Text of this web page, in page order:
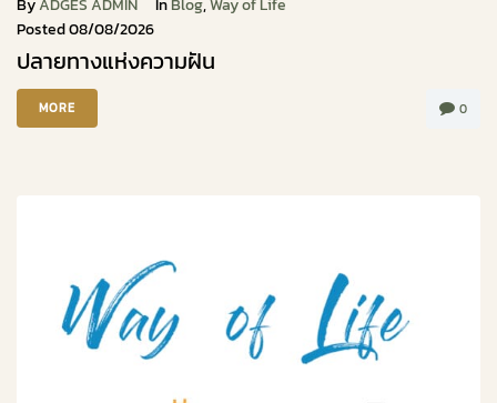
ByADGES ADMIN InBlog,Way of Life
Posted08/08/2026
ปลายทางแห่งความฝัน
MORE 0